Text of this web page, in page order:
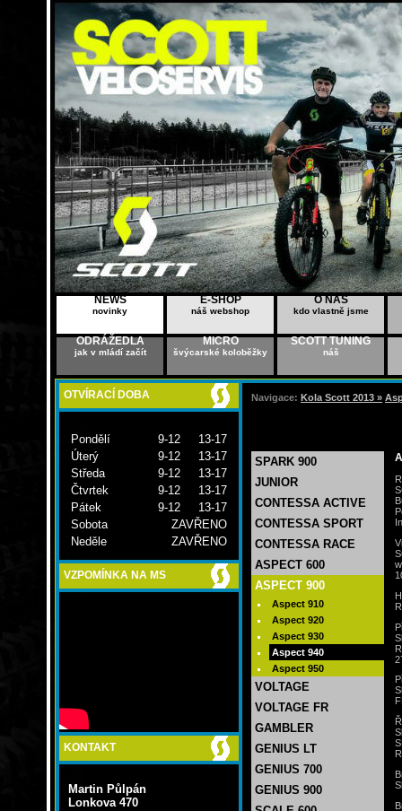
NEWS
novinky
E-SHOP
náš webshop
O NÁS
kdo vlastně jsme
ODRÁŽEDLA
jak v mládí začít
MICRO
švýcarské koloběžky
SCOTT TUNING
náš
OTVÍRACÍ DOBA
Pondělí
9-12 13-17
Úterý
9-12 13-17
Středa
9-12 13-17
Čtvrtek
9-12 13-17
Pátek
9-12 13-17
Sobota
ZAVŘENO
Neděle
ZAVŘENO
VZPOMÍNKA NA MS
KONTAKT
Martin Půlpán
Lonkova 470
Navigace: Kola Scott 2013 »
SPARK 900
JUNIOR
CONTESSA ACTIVE
CONTESSA SPORT
CONTESSA RACE
ASPECT 600
ASPECT 900
Aspect 910
Aspect 920
Aspect 930
Aspect 940
Aspect 950
VOLTAGE
VOLTAGE FR
GAMBLER
GENIUS LT
GENIUS 700
GENIUS 900